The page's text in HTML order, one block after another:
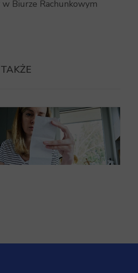
w Biurze Rachunkowym